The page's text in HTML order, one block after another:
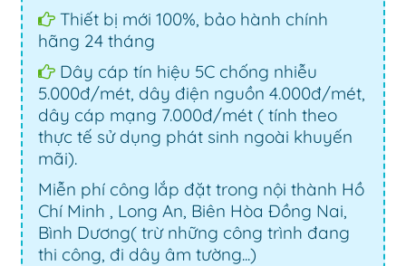
Thiết bị mới 100%, bảo hành chính
hãng 24 tháng
Dây cáp tín hiệu 5C chống nhiễu
5.000đ/mét, dây điện nguồn 4.000đ/mét,
dây cáp mạng 7.000đ/mét ( tính theo
thực tế sử dụng phát sinh ngoài khuyến
mãi).
Miễn phí công lắp đặt trong nội thành Hồ
Chí Minh , Long An, Biên Hòa Đồng Nai,
Bình Dương( trừ những công trình đang
thi công, đi dây âm tường...)